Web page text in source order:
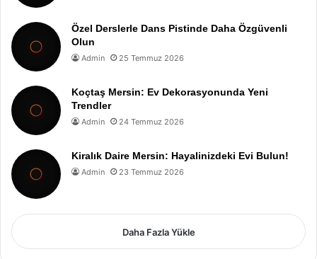
Özel Derslerle Dans Pistinde Daha Özgüvenli
Olun
Admin 25 Temmuz 2026
Koçtaş Mersin: Ev Dekorasyonunda Yeni
Trendler
Admin 24 Temmuz 2026
Kiralık Daire Mersin: Hayalinizdeki Evi Bulun!
Admin 23 Temmuz 2026
Daha Fazla Yükle